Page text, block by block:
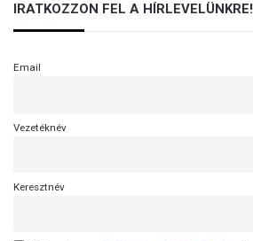
IRATKOZZON FEL A HÍRLEVELÜNKRE!
Email
Vezetéknév
Keresztnév